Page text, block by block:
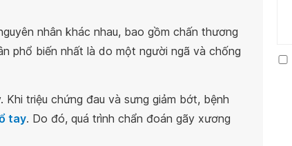
nhân khác nhau, bao gồm chấn thương
phổ biến nhất là do một người ngã và chống
triệu chứng đau và sưng giảm bớt, bệnh
tay. Do đó, quá trình chẩn đoán gãy xương